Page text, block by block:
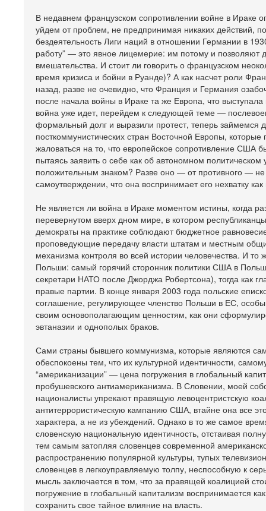
В недавнем французском сопротивлении войне в Ираке
уйдем от проблем, не предпринимая никаких действий,
бездеятельность Лиги наций в отношении Германии в
работу” — это явное лицемерие: им потому и позволяют
вмешательства. И стоит ли говорить о французском
время кризиса и бойни в Руанде)? А как насчет роли
назад, разве не очевидно, что Франция и Германия
после начала войны в Ираке та же Европа, что
война уже идет, перейдем к следующей теме —
формальный долг и выразили протест, теперь займемся
посткоммунистических стран Восточной Европы,
жаловаться на то, что европейское сопротивление США
пытаясь заявить о себе как об автономном
положительным знаком? Разве оно — от противного —
самоутверждении, что она воспринимает его нехватку
Не является ли война в Ираке моментом истины, когда
перевернутом вверх дном мире, в котором
демократы на практике соблюдают бюджетное
проповедующие передачу власти штатам и местным
механизма контроля во всей истории человечества. И
Польши: самый горячий сторонник политики США в
секретари НАТО после Джорджа Робертсона), тогда как
правые партии. В конце января 2003 года польские
соглашение, регулирующее членство Польши в ЕС,
своим основополагающим ценностям, как они
эвтаназии и однополых браков.
Сами страны бывшего коммунизма, которые являются
обеспокоены тем, что их культурной идентичности,
“американизации” — цена погружения в глобальный
пробушевского антиамериканизма. В Словении, моей
националисты упрекают правящую левоцентристскую
антитеррористическую кампанию США, втайне она все
характера, а не из убеждений. Однако в то же самое
словенскую национальную идентичность, отстаивая
тем самым затопляя словенцев современной
распространению популярной культуры, тупых
словенцев в легкоуправляемую толпу, неспособную к
мысль заключается в том, что за правящей коалицией
погружение в глобальный капитализм воспринимается
сохранить свое тайное влияние на власть.